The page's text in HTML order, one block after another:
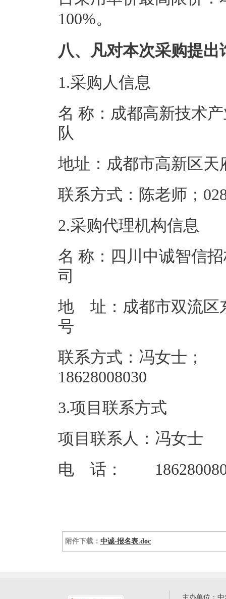
100%。
八、凡对本次采购提
1.采购人信息
名 称：成都高新技术
队
地址：成都市
联系方式：陈老
2.采购代理机构信息
名 称：四川中诚智信
地 址：成都市双流区
联系方式：冯女士；
3.项目联系方式
项目联系人：冯女士
电 话：
附件下载： 中诚-报名表.doc
主办单位：